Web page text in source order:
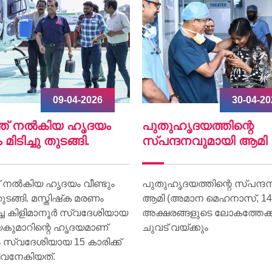
30-04-2026
ആമി
സ്പന്ദനവുമായി
മെഹനാസ്, 14) ഇനി
ലോകത്തേക്ക് വീണ്ടും
07-04-
World Health Day 2026
on 07 April at Lisie Hospital
theme “Together for Health.